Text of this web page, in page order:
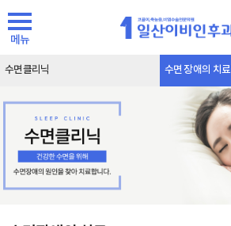
메뉴
수면클리닉 수면 장애의 치료